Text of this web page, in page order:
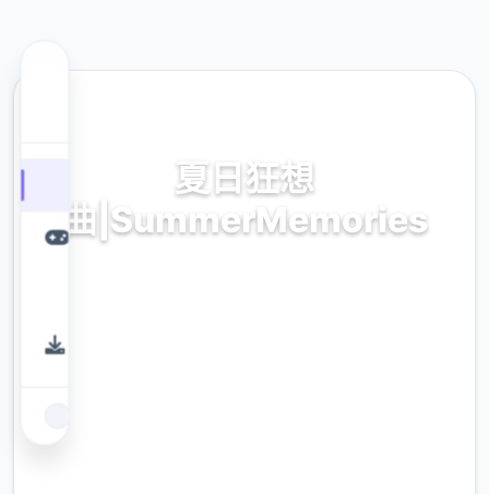
夏日狂想
曲|SummerMemories